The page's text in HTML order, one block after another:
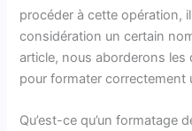
procéder à cette opération,
considération un certain
article, nous aborderons
pour formater correctement
Qu’est-ce qu’un formatage